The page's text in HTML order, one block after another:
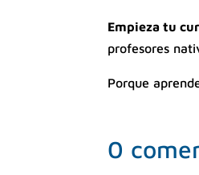
Empieza tu
profesores
Porque
0